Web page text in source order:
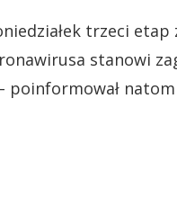
trzeci
stanowi
poinformował